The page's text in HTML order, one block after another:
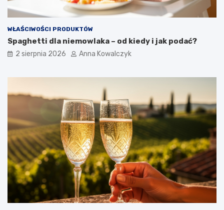
WŁAŚCIWOŚCI PRODUKTÓW
Spaghetti dla niemowlaka – od kiedy i jak podać?
2 sierpnia 2026 Anna Kowalczyk